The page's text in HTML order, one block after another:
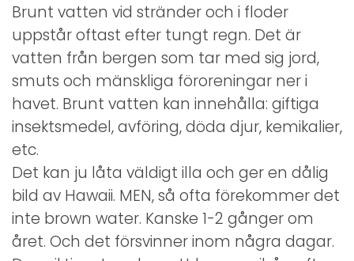
Brunt vatten vid stränder och i floder
uppstår oftast efter tungt regn. Det är
vatten från bergen som tar med sig jord,
smuts och mänskliga föroreningar ner i
havet. Brunt vatten kan innehålla: giftiga
insektsmedel, avföring, döda djur, kemikalier,
etc.
Det kan ju låta väldigt illa och ger en dålig
bild av Hawaii. MEN, så ofta förekommer det
inte brown water. Kanske 1-2 gånger om
året. Och det försvinner inom några dagar.